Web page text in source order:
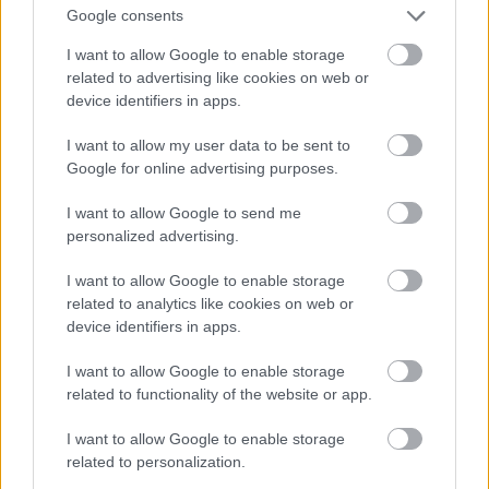
Google consents
I want to allow Google to enable storage
related to advertising like cookies on web or
device identifiers in apps.
I want to allow my user data to be sent to
Google for online advertising purposes.
I want to allow Google to send me
personalized advertising.
I want to allow Google to enable storage
related to analytics like cookies on web or
device identifiers in apps.
I want to allow Google to enable storage
related to functionality of the website or app.
I want to allow Google to enable storage
related to personalization.
GregJazz
turorudi! Hancock szó szerint "17 beats"-et mondott,
aki ezt érti, az tudja mire vonatkozik...
Sonya Kitchell - Joni Mitchell - Norah Jones. Ízlések és
ponfonok. Én a szubjektív véleményemet írtam le,
akárcsak te. Lehet, hogy egyikünknek sincs igaza.
Hancocknak igenis van Fazioli zongorája, tessék a
www.pianoculture.com/Herbie.png
Az igazi okosságot mindig többre értékeltem, mint
az okoskodást...
turorudi